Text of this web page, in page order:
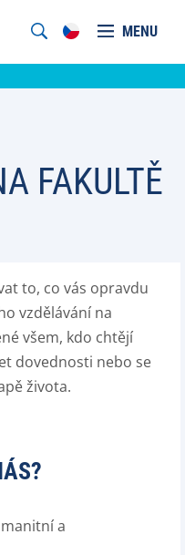
MENU
FAKULTĚ
to, co vás opravdu
vzdělávání na
všem, kdo chtějí
dovednosti nebo se
života.
a